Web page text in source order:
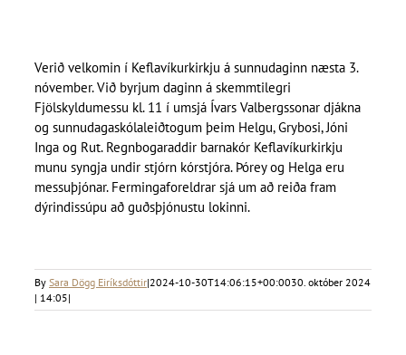
Verið velkomin í Keflavíkurkirkju á sunnudaginn næsta 3.
nóvember. Við byrjum daginn á skemmtilegri
Fjölskyldumessu kl. 11 í umsjá Ívars Valbergssonar djákna
og sunnudagaskólaleiðtogum þeim Helgu, Grybosi, Jóni
Inga og Rut. Regnbogaraddir barnakór Keflavíkurkirkju
munu syngja undir stjórn kórstjóra. Þórey og Helga eru
messuþjónar. Fermingaforeldrar sjá um að reiða fram
dýrindissúpu að guðsþjónustu lokinni.
By Sara Dögg Eiríksdóttir|2024-10-30T14:06:15+00:0030. október 2024
| 14:05|